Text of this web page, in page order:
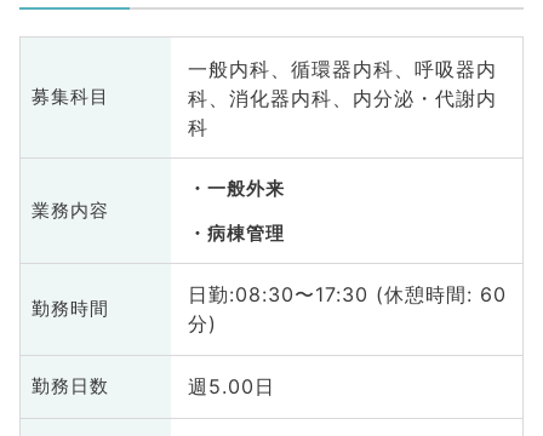
募集科目
一般内科、循環器内科、呼吸器内
科、消化器内科、内分泌・代謝内
科
業務内容
一般外来
病棟管理
勤務時間
日勤:08:30〜17:30 (休憩時間: 60
分)
勤務日数 週5.00日